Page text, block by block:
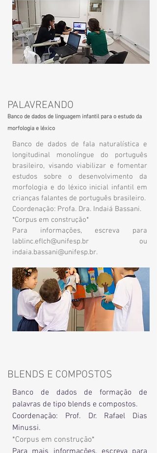
PALAVREANDO
Banco de dados de linguagem infantil para o estudo da
morfologia e léxico
Banco de dados de fala naturalística e
longitudinal monolíngue do português
brasileiro, visando viabilizar e fomentar
estudos sobre o desenvolvimento da
morfologia e do léxico inicial infantil em
crianças falantes de português brasileiro.
Coordenação: Profa. Dra. Indaiá Bassani.
*Corpus em construção*
Para informações, escreva para
lablinc.eflch@unifesp.br ou
indaia.bassani@unifesp.br.
BLENDS E COMPOSTOS
Banco de dados de formação de
palavras de tipo blends e compostos.
Coordenação: Prof. Dr. Rafael Dias
Minussi.
*Corpus em construção*